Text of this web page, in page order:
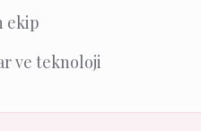
ekip
ve teknoloji